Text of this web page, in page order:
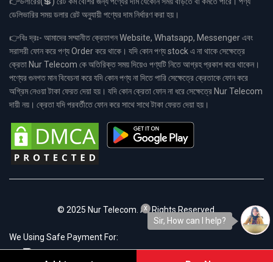
ডেলিভারির সময় ডলার রেট অনুযায়ী পণ্যের দাম নির্ধারণ করা হয়।
👉বিঃ দ্রঃ- আমাদের সম্মানীত ক্রেতাগন Website, Whatsapp, Messenger এবং
সরাসরী ফোন করে পণ্য Order করে থাকে। যদি কোন পণ্য stock এ না থাকে সেক্ষেত্রে
ক্রেতা Nur Telecom কে অতিরিক্ত সময় দিয়েও পণ্যটি নিতে আগ্রহ প্রকাশ করে থাকেন।
পণ্যের গুনগত মান বিবেচনা করে যদি কোন পণ্য না দিতে পারি সেক্ষেত্রে ক্রেতাকে ফোন করে
অগ্রিম নেওয়া টাকা ফেরত দেয়া হয়। যদি কোন ক্রেতা ফোন না ধরে সেক্ষেত্রে Nur Telecom
দায়ী নয়। ক্রেতা যদি পরবর্তীতে ফোন করে সাথে সাথে টাকা ফেরত দেয়া হয়।
© 2025 Nur Telecom. All Rights Reserved.
We Using Safe Payment For:
Sir, How can I help?
x